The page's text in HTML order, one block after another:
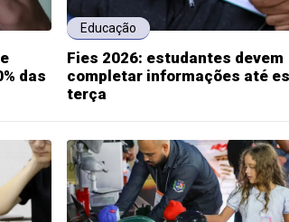
das
Educação
Fies 2026: estudantes devem
completar informações até
terça